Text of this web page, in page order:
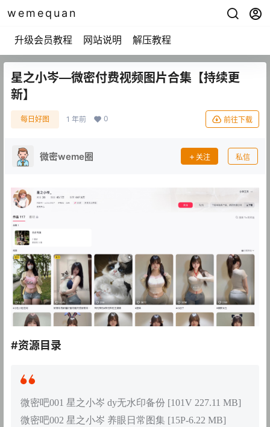
wemequan
升级会员教程 网站说明 解压教程
星之小岑—微密付费视频图片合集【持续更
新】
每日好图 1 年前 0 前往下载
微密weme圈 关注 私信
#资源目录
微密吧001 星之小岑 dy无水印备份 [101V 227.11 MB]
微密吧002 星之小岑 养眼日常图集 [15P-6.22 MB]